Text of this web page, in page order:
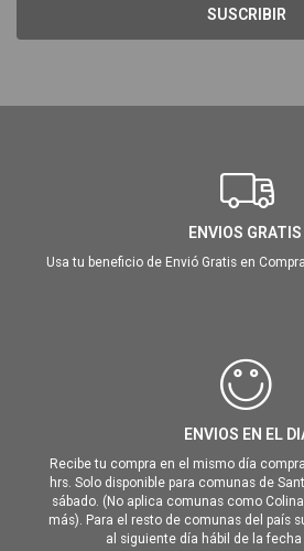
SUSCRIBIR
ENVIOS GRATIS
Usa tu beneficio de Envió Gratis en
ENVIOS EN EL
Recibe tu compra en el mismo día
hrs. Solo disponible para comunas de
sábado. (No aplica comunas como
más). Para el resto de comunas del país
al siguiente día hábil de la